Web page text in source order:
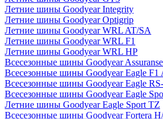
Летние шины Goodyear Integrity
Летние шины Goodyear Optigrip
Летние шины Goodyear WRL AT/SA
Летние шины Goodyear WRL F1
Летние шины Goodyear WRL HP
Всесезонные шины Goodyear
Всесезонные шины Goodyear Eagle F1
Всесезонные шины Goodyear Eagle
Всесезонные шины Goodyear Eagle
Летние шины Goodyear Eagle Sport TZ
Всесезонные шины Goodyear Fortera